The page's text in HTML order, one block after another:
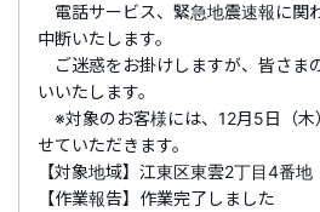
電話サービス、緊急地震速報に関
中断いたします。
ご迷惑をお掛けしますが、皆さま
いいたします。
※対象のお客様には、12月5日（木
せていただきます。
【対象地域】江東区東雲2丁目4番地
【作業報告】作業完了しました